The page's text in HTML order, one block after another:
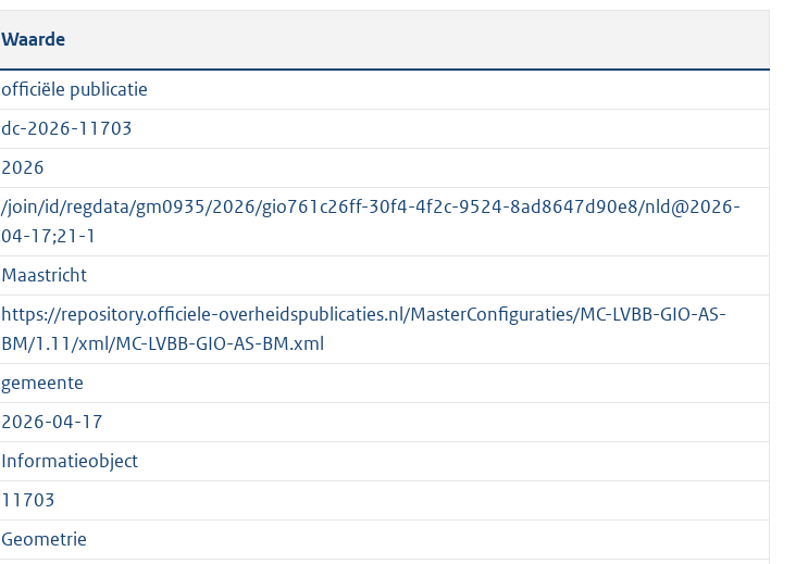
s
t
a
n
d
s
g
r
o
o
t
t
e
:
1
K
b
Waarde
officiële publicatie
dc-2026-11703
2026
/join/id/regdata/gm0935/2026/gio761c26ff-30f4-4f2c-9524-8ad8647d90e8/nld@2026-
04-17;21-1
Maastricht
https://repository.officiele-overheidspublicaties.nl/MasterConfiguraties/MC-LVBB-GIO-AS-
BM/1.11/xml/MC-LVBB-GIO-AS-BM.xml
gemeente
2026-04-17
Informatieobject
11703
Geometrie